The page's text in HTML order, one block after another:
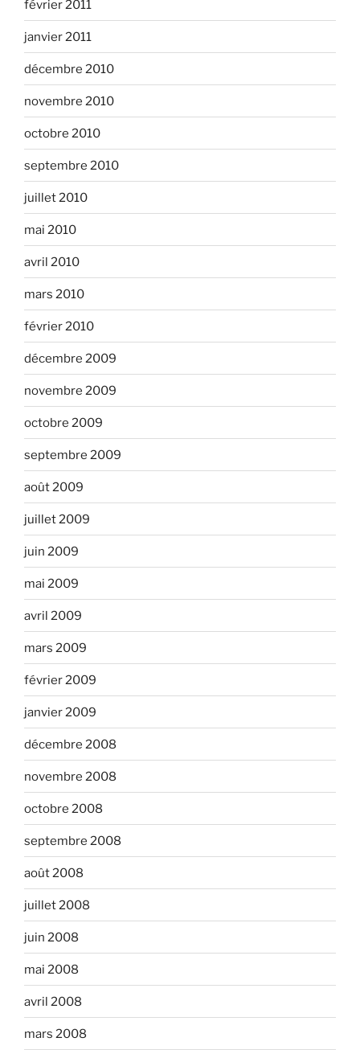
février 2011
janvier 2011
décembre 2010
novembre 2010
octobre 2010
septembre 2010
juillet 2010
mai 2010
avril 2010
mars 2010
février 2010
décembre 2009
novembre 2009
octobre 2009
septembre 2009
août 2009
juillet 2009
juin 2009
mai 2009
avril 2009
mars 2009
février 2009
janvier 2009
décembre 2008
novembre 2008
octobre 2008
septembre 2008
août 2008
juillet 2008
juin 2008
mai 2008
avril 2008
mars 2008